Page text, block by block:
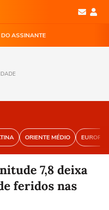
ASSINANTE
ORIENTE MÉDIO EUROPA
7,8 deixa
feridos nas